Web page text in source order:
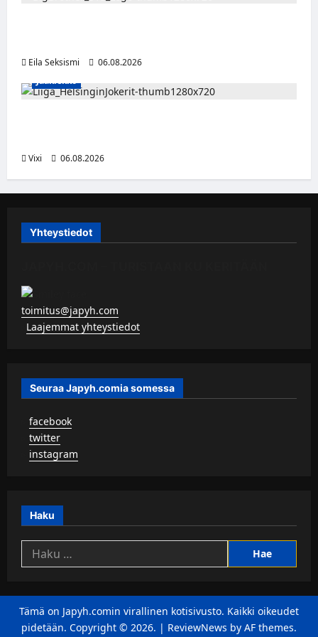
Eila Seksismi
06.08.2026
Jääkiekko
Vixi 06.08.2026
Yhteystiedot
toimitus@japyh.com
Laajemmat yhteystiedot
Seuraa Japyh.comia somessa
facebook
twitter
instagram
Haku
Haku:
Tämä on Japyh.comin virallinen kotisivusto. Kaikki oikeudet
pidetään. Copyright © 2026. | ReviewNews by AF themes.